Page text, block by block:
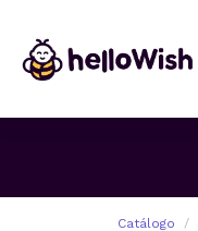
Catálogo